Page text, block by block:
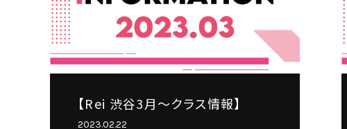
【Rei 渋谷3月～クラス情報】
2023.02.22